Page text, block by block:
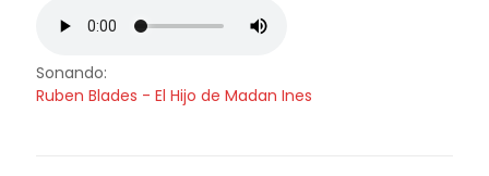
Sonando:
Ruben Blades - El Hijo de Madan Ines